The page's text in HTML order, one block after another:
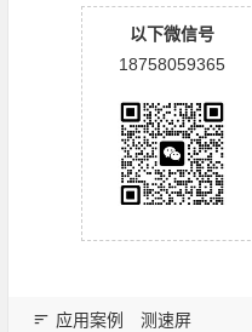
以下微信号
18758059365
应用案例 测速屏